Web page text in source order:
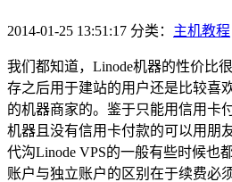
2014-01-25 13:51:17 分类： 主机教程
我们都知道，Linode机器的性价比
存之后用于建站的用户还是比较喜
的机器商家的。鉴于只能用信用卡
机器且没有信用卡付款的可以用朋
代沟Linode VPS的一般有些时候也
账户与独立账户的区别在于续费必